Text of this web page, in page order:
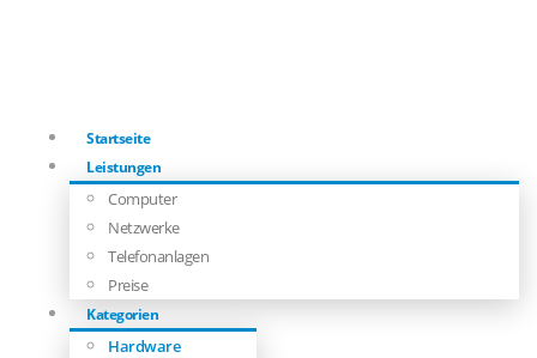
Startseite
Leistungen
Computer
Netzwerke
Telefonanlagen
Preise
Kategorien
Hardware